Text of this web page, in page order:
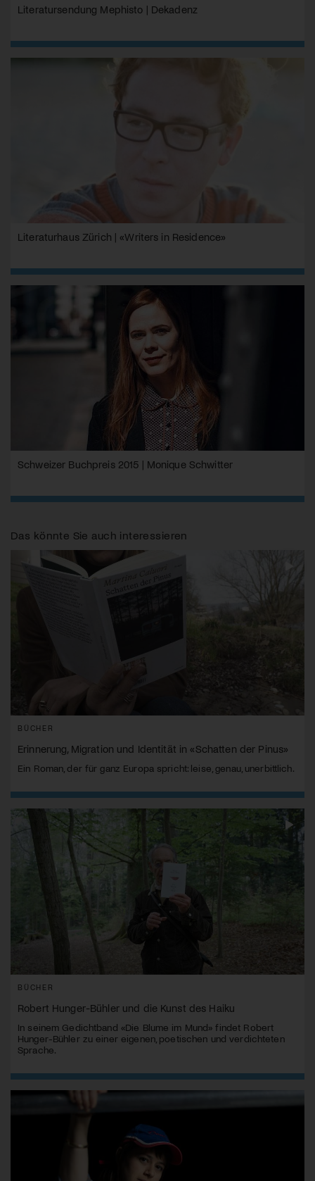
Literatursendung Mephisto | Dekadenz
Literaturhaus Zürich | «Writers in Residence»
Schweizer Buchpreis 2015 | Monique Schwitter
Das könnte Sie auch interessieren
BÜCHER
Erinnerung, Migration und Identität in «Schatten der Pinus»
Ein Roman, der für ganz Europa spricht: leise, genau, unerbittlich.
BÜCHER
Robert Hunger-Bühler und die Kunst des Haiku
In seinem Gedichtband «Die Blume im Mund» findet Robert
Hunger-Bühler zu einer eigenen, poetischen und verdichteten
Sprache.